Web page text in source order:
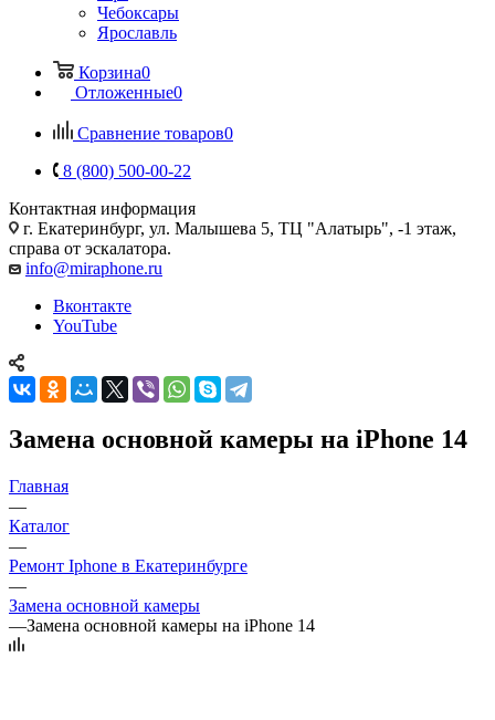
Чебоксары
Ярославль
Корзина0
Отложенные0
Сравнение товаров0
8 (800) 500-00-22
Контактная информация
г. Екатеринбург, ул. Малышева 5, ТЦ "Алатырь", -1 этаж,
справа от эскалатора.
info@miraphone.ru
Вконтакте
YouTube
Замена основной камеры на iPhone 14
Главная
—
Каталог
—
Ремонт Iphone в Екатеринбурге
—
Замена основной камеры
—Замена основной камеры на iPhone 14